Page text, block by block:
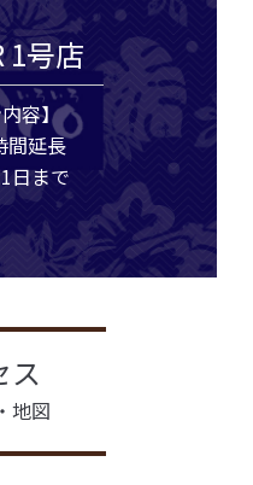
1号店
容】
間延長
日まで
ス
地図